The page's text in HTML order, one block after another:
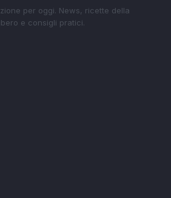
per oggi. News, ricette della
e consigli pratici.